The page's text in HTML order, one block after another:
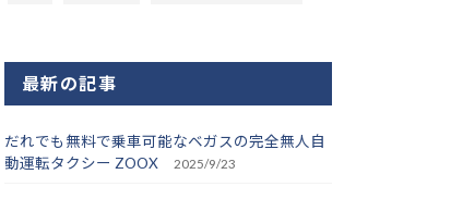
最新の記事
だれでも無料で乗車可能なベガスの完全無人自
動運転タクシー ZOOX
2025/9/23